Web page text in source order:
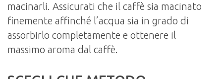
macinarli. Assicurati che il caffè sia macinato
finemente affinché l’acqua sia in grado di
assorbirlo completamente e ottenere il
massimo aroma dal caffè.